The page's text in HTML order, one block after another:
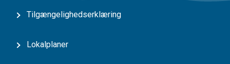
Tilgængelighedserklæring
Lokalplaner